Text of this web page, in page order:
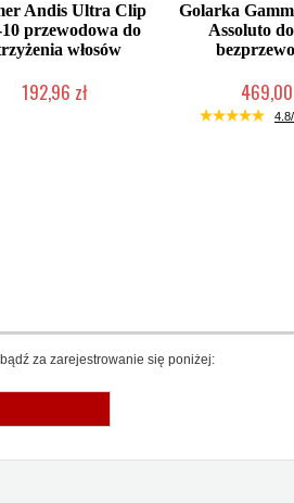
Andis Ultra Clip
przewodowa do
włosów
192,96 zł
Golarka
Assoluto
Duża ilość
za zarejestrowanie się poniżej: